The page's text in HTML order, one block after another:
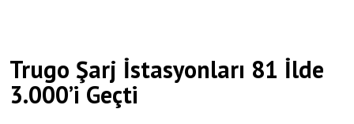
Trugo Şarj İstasyonları 81 İlde
3.000’i Geçti